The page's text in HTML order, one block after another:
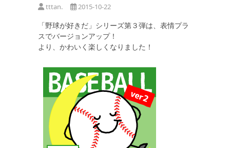
tttan. 2015-10-22
「野球が好きだ」シリーズ第３弾は、表情プラ
スでバージョンアップ！
より、かわいく楽しくなりました！